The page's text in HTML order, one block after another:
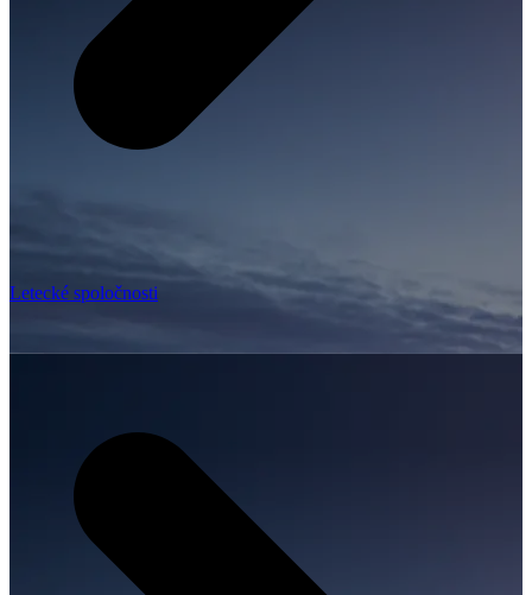
Letecké spoločnosti